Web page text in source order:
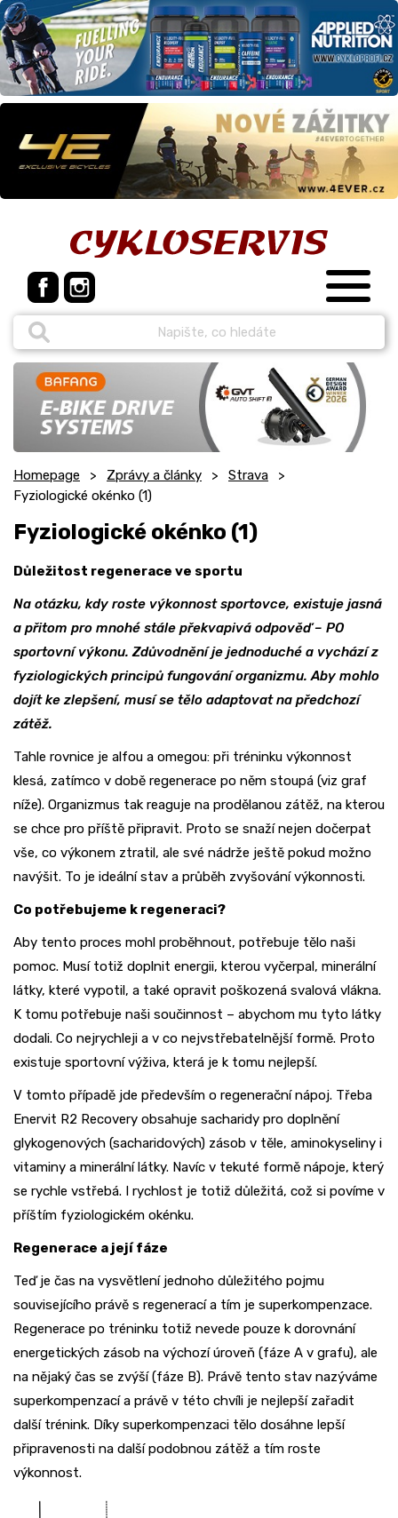
Homepage Zprávy a články
Strava
Fyziologické okénko (1)
Fyziologické okénko (1)
Důležitost regenerace ve sportu
Na otázku, kdy roste výkonnost sportovce, existuje jasná
a přitom pro mnohé stále překvapivá odpověď – PO
sportovní výkonu. Zdůvodnění je jednoduché a vychází z
fyziologických principů fungování organizmu. Aby mohlo
dojít ke zlepšení, musí se tělo adaptovat na předchozí
zátěž.
Tahle rovnice je alfou a omegou: při tréninku výkonnost
klesá, zatímco v době regenerace po něm stoupá (viz graf
níže). Organizmus tak reaguje na prodělanou zátěž, na kterou
se chce pro příště připravit. Proto se snaží nejen dočerpat
vše, co výkonem ztratil, ale své nádrže ještě pokud možno
navýšit. To je ideální stav a průběh zvyšování výkonnosti.
Co potřebujeme k regeneraci?
Aby tento proces mohl proběhnout, potřebuje tělo naši
pomoc. Musí totiž doplnit energii, kterou vyčerpal, minerální
látky, které vypotil, a také opravit poškozená svalová vlákna.
K tomu potřebuje naši součinnost – abychom mu tyto látky
dodali. Co nejrychleji a v co nejvstřebatelnější formě. Proto
existuje sportovní výživa, která je k tomu nejlepší.
V tomto případě jde především o regenerační nápoj. Třeba
Enervit R2 Recovery obsahuje sacharidy pro doplnění
glykogenových (sacharidových) zásob v těle, aminokyseliny i
vitaminy a minerální látky. Navíc v tekuté formě nápoje, který
se rychle vstřebá. I rychlost je totiž důležitá, což si povíme v
příštím fyziologickém okénku.
Regenerace a její fáze
Teď je čas na vysvětlení jednoho důležitého pojmu
souvisejícího právě s regenerací a tím je superkompenzace.
Regenerace po tréninku totiž nevede pouze k dorovnání
energetických zásob na výchozí úroveň (fáze A v grafu), ale
na nějaký čas se zvýší (fáze B). Právě tento stav nazýváme
superkompenzací a právě v této chvíli je nejlepší zařadit
další trénink. Díky superkompenzaci tělo dosáhne lepší
připravenosti na další podobnou zátěž a tím roste
výkonnost.